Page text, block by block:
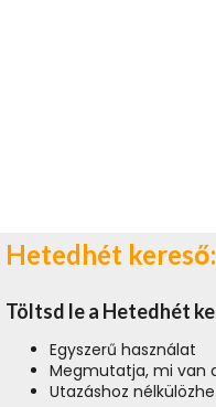
Hetedhét kereső:
Töltsd le a Hetedhét
Egyszerű használat
Megmutatja, mi van
Utazáshoz